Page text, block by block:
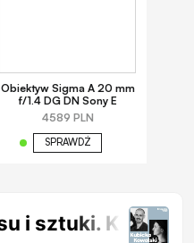
Obiektyw Sigma A 20 mm
f/1.4 DG DN Sony E
4589 PLN
SPRAWDŹ